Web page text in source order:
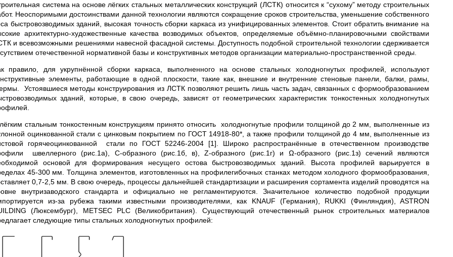
система на основе лёгких стальных металлических конструкций (ЛСТК) относится к “сухому” методу строительных
Неоспоримыми достоинствами данной технологии являются сокращение сроков строительства, уменьшение собственного
быстровозводимых зданий, высокая точность сборки каркаса из унифицированных элементов. Стоит обратить внимание на
архитектурно-художественные качества возводимых объектов, определяемые объёмно-планировочными свойствами
и всевозможными решениями навесной фасадной системы. Доступность подобной строительной технологии сдерживается
отечественной нормативной базы и конструктивных методов организации материально-пространственной среды.
правило, для укрупнённой сборки каркаса, выполненного на основе стальных холодногнутых профилей, используют
элементы, работающие в одной плоскости, такие как, внешние и внутренние стеновые панели, балки, рамы,
Устоявшиеся методы конструирования из ЛСТК позволяют решить лишь часть задач, связанных с формообразованием
зданий, которые, в свою очередь, зависят от геометрических характеристик тонкостенных холодногнутых
стальным тонкостенным конструкциям принято относить холодногнутые профили толщиной до 2 мм, выполненные из
оцинкованной стали с цинковым покрытием по ГОСТ 14918-80*, а также профили толщиной до 4 мм, выполненные из
горячеоцинкованной стали по ГОСТ 52246-2004 [1]. Широко распространённые в отечественном производстве
швеллерного (рис.1а), С-образного (рис.1б, в), Z-образного (рис.1г) и Ω-образного (рис.1з) сечений являются
основой для формирования несущего остова быстровозводимых зданий. Высота профилей варьируется в
45-300 мм. Толщина элементов, изготовленных на профилегибочных станках методом холодного формообразования,
0,7-2,5 мм. В свою очередь, процессы дальнейшей стандартизации и расширения сортамента изделий проводятся на
внутризаводского стандарта и официально не регламентируются. Значительное количество подобной продукции
из-за рубежа такими известными производителями, как KNAUF (Германия), RUKKI (Финляндия), ASTRON
(Люксембург), METSEC PLC (Великобритания). Существующий отечественный рынок строительных материалов
следующие типы стальных холодногнутых профилей: